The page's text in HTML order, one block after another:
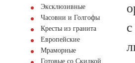
Эксклюзивные
Часовни и Голгофы
Кресты из гранита
Европейские
Мраморные
Готовые со Скидкой
с